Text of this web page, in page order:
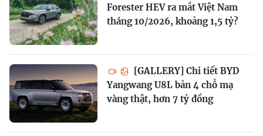
Forester HEV ra mắt Việt Nam
tháng 10/2026, khoảng 1,5 tỷ?
[GALLERY] Chi tiết BYD
Yangwang U8L bản 4 chỗ mạ
vàng thật, hơn 7 tỷ đồng